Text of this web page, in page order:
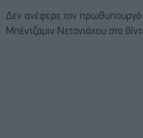
Δεν ανέφερε τον πρωθυπουργό
Μπέντζαμιν Νετανιάχου στο